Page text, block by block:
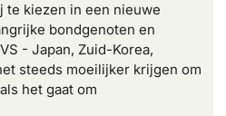
te kiezen in een nieuwe
bondgenoten en
- Japan, Zuid-Korea,
steeds moeilijker krijgen om
het gaat om